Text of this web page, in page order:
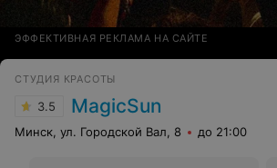
ЭФФЕКТИВНАЯ РЕКЛАМА НА САЙТЕ
СТУДИЯ КРАСОТЫ
3.5 MagicSun
Минск, ул. Городской Вал, 8 до 21:00